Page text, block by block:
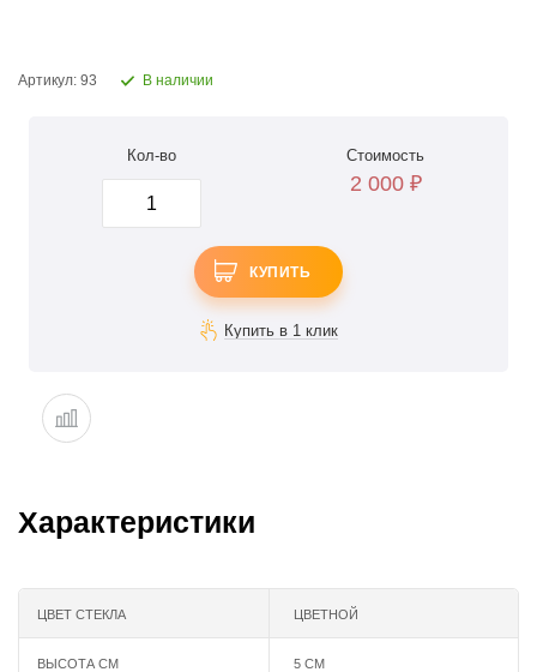
Артикул: 93 В наличии
Кол-во Стоимость
2 000 ₽
КУПИТЬ
Характеристики
ЦВЕТ СТЕКЛА ЦВЕТНОЙ
ВЫСОТА СМ 5 СМ